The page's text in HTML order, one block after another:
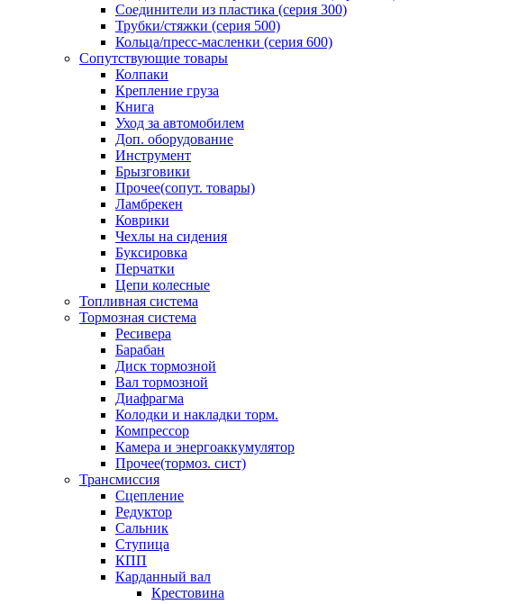
Соединители из пластика (серия 300)
Трубки/стяжки (серия 500)
Кольца/пресс-масленки (серия 600)
Сопутствующие товары
Колпаки
Крепление груза
Книга
Уход за автомобилем
Доп. оборудование
Инструмент
Брызговики
Прочее(сопут. товары)
Ламбрекен
Коврики
Чехлы на сидения
Буксировка
Перчатки
Цепи колесные
Топливная система
Тормозная система
Ресивера
Барабан
Диск тормозной
Вал тормозной
Диафрагма
Колодки и накладки торм.
Компрессор
Камера и энергоаккумулятор
Прочее(тормоз. сист)
Трансмиссия
Сцепление
Редуктор
Сальник
Ступица
КПП
Карданный вал
Крестовина